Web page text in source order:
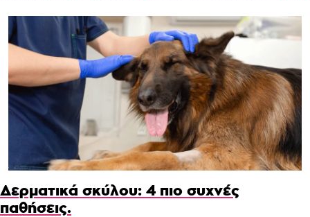
Δερματικά σκύλου: 4 πιο συχνές
παθήσεις.